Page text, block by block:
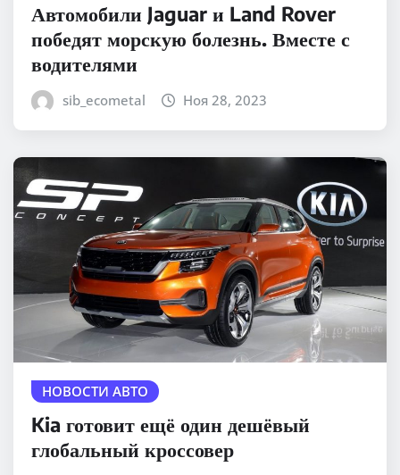
Автомобили Jaguar и Land Rover
победят морскую болезнь. Вместе с
водителями
sib_ecometal Ноя 28, 2023
НОВОСТИ АВТО
Kia готовит ещё один дешёвый
глобальный кроссовер